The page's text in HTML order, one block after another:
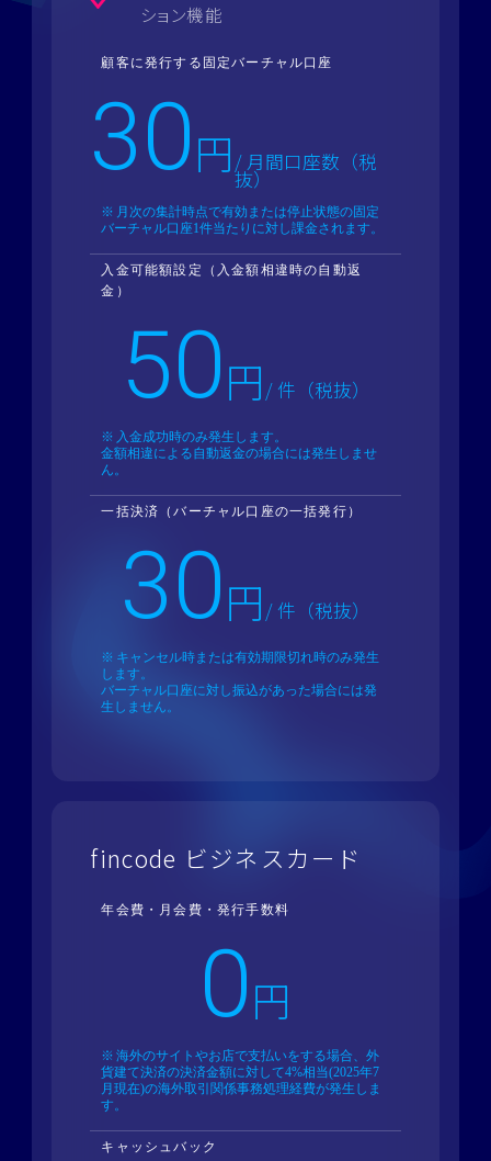
ション機能
顧客に発行する固定バーチャル口座
30円 / 月間口座数（税
抜）
月次の集計時点で有効または停止状態の固定
バーチャル口座1件当たりに対し課金されます。
入金可能額設定（入金額相違時の自動返
金）
50円 / 件（税抜）
入金成功時のみ発生します。
金額相違による自動返金の場合には発生しませ
ん。
一括決済（バーチャル口座の一括発行）
30円 / 件（税抜）
キャンセル時または有効期限切れ時のみ発生
します。
バーチャル口座に対し振込があった場合には発
生しません。
fincode ビジネスカード
年会費・月会費・発行手数料
0円
海外のサイトやお店で支払いをする場合、外
貨建て決済の決済金額に対して4%相当(2025年7
月現在)の海外取引関係事務処理経費が発生しま
す。
キャッシュバック